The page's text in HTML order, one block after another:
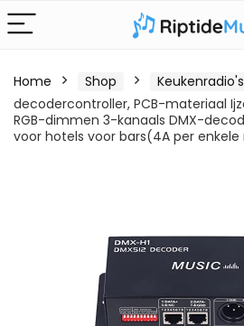
Home Shop Keukenradio's
decodercontroller, PCB-materiaal
RGB-dimmen 3-kanaals DMX-
voor hotels voor bars(4A per enkele